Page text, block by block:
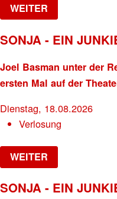
WEITER
SONJA - EIN
Joel Basman unter der
ersten Mal auf der
Dienstag, 18.08.2026
Verlosung
WEITER
SONJA - EIN